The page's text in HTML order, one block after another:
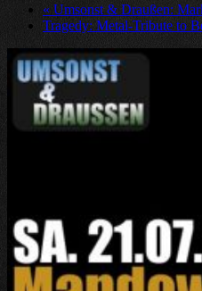
« Umsonst & Draußen:
Tragedy: Metal-Tribute to